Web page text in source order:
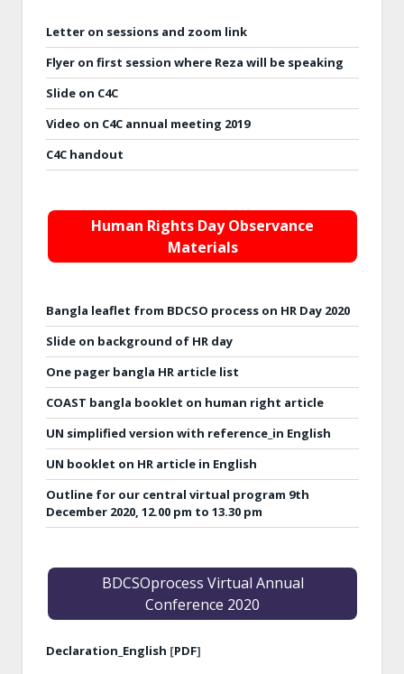
Letter on sessions and zoom link
Flyer on first session where Reza will be speaking
Slide on C4C
Video on C4C annual meeting 2019
C4C handout
Human Rights Day Observance
Materials
Bangla leaflet from BDCSO process on HR Day 2020
Slide on background of HR day
One pager bangla HR article list
COAST bangla booklet on human right article
UN simplified version with reference_in English
UN booklet on HR article in English
Outline for our central virtual program 9th
December 2020, 12.00 pm to 13.30 pm
BDCSOprocess Virtual Annual
Conference 2020
Declaration_English [PDF]